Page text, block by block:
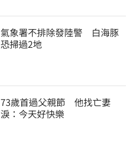
氣象署不排除發陸警　白海豚
恐掃過2地
73歲首過父親節　他找亡妻
淚：今天好快樂